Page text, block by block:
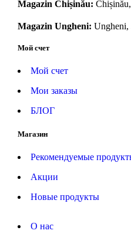
Magazin Chișinău:
Magazin Ungheni: Ungheni,
Мой счет
Мой счет
Мои заказы
БЛОГ
Магазин
Рекомендуемые
Акции
Новые продукты
О нас